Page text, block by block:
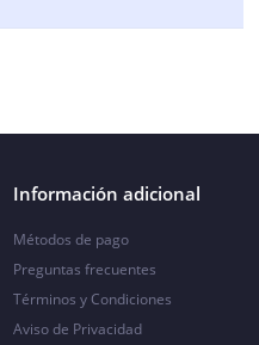
Información adicional
Métodos de pago
Preguntas frecuentes
Términos y Condiciones
Aviso de Privacidad